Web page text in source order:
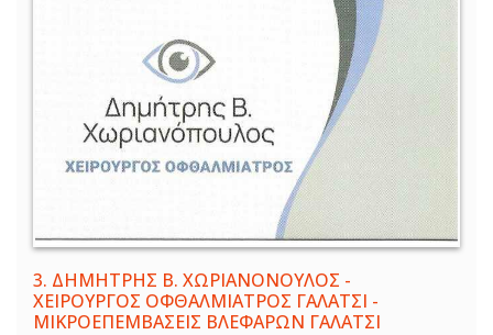
3. ΔΗΜΗΤΡΗΣ Β. ΧΩΡΙΑΝΟΝΟΥΛΟΣ -
ΧΕΙΡΟΥΡΓΟΣ ΟΦΘΑΛΜΙΑΤΡΟΣ ΓΑΛΑΤΣΙ -
ΜΙΚΡΟΕΠΕΜΒΑΣΕΙΣ ΒΛΕΦΑΡΩΝ ΓΑΛΑΤΣΙ